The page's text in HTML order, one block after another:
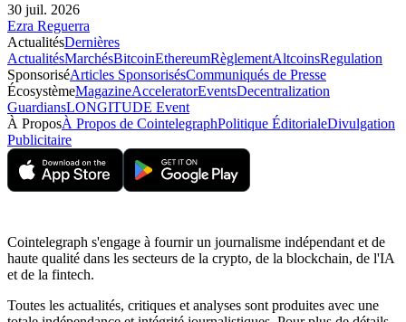
30 juil. 2026
Ezra Reguerra
ActualitésDernières
ActualitésMarchésBitcoinEthereumRèglementAltcoinsRegulation
SponsoriséArticles SponsorisésCommuniqués de Presse
ÉcosystèmeMagazineAcceleratorEventsDecentralization
GuardiansLONGITUDE Event
À ProposÀ Propos de CointelegraphPolitique ÉditorialeDivulgation
Publicitaire
Cointelegraph s'engage à fournir un journalisme indépendant et de
haute qualité dans les secteurs de la crypto, de la blockchain, de l'IA
et de la fintech.
Toutes les actualités, critiques et analyses sont produites avec une